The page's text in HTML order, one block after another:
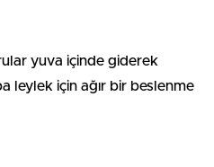
yuva içinde giderek
leylek için ağır bir beslenme